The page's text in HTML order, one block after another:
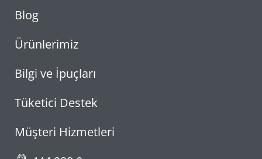
Blog
Ürünlerimiz
Bilgi ve İpuçları
Tüketici Destek
Müşteri Hizmetleri